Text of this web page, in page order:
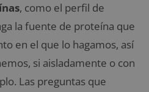
, como el perfil de
la fuente de proteína que
en el que lo hagamos, así
si aisladamente o con
Las preguntas que